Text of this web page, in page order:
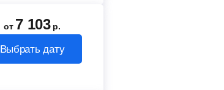
от 7 103 р.
Выбрать дату